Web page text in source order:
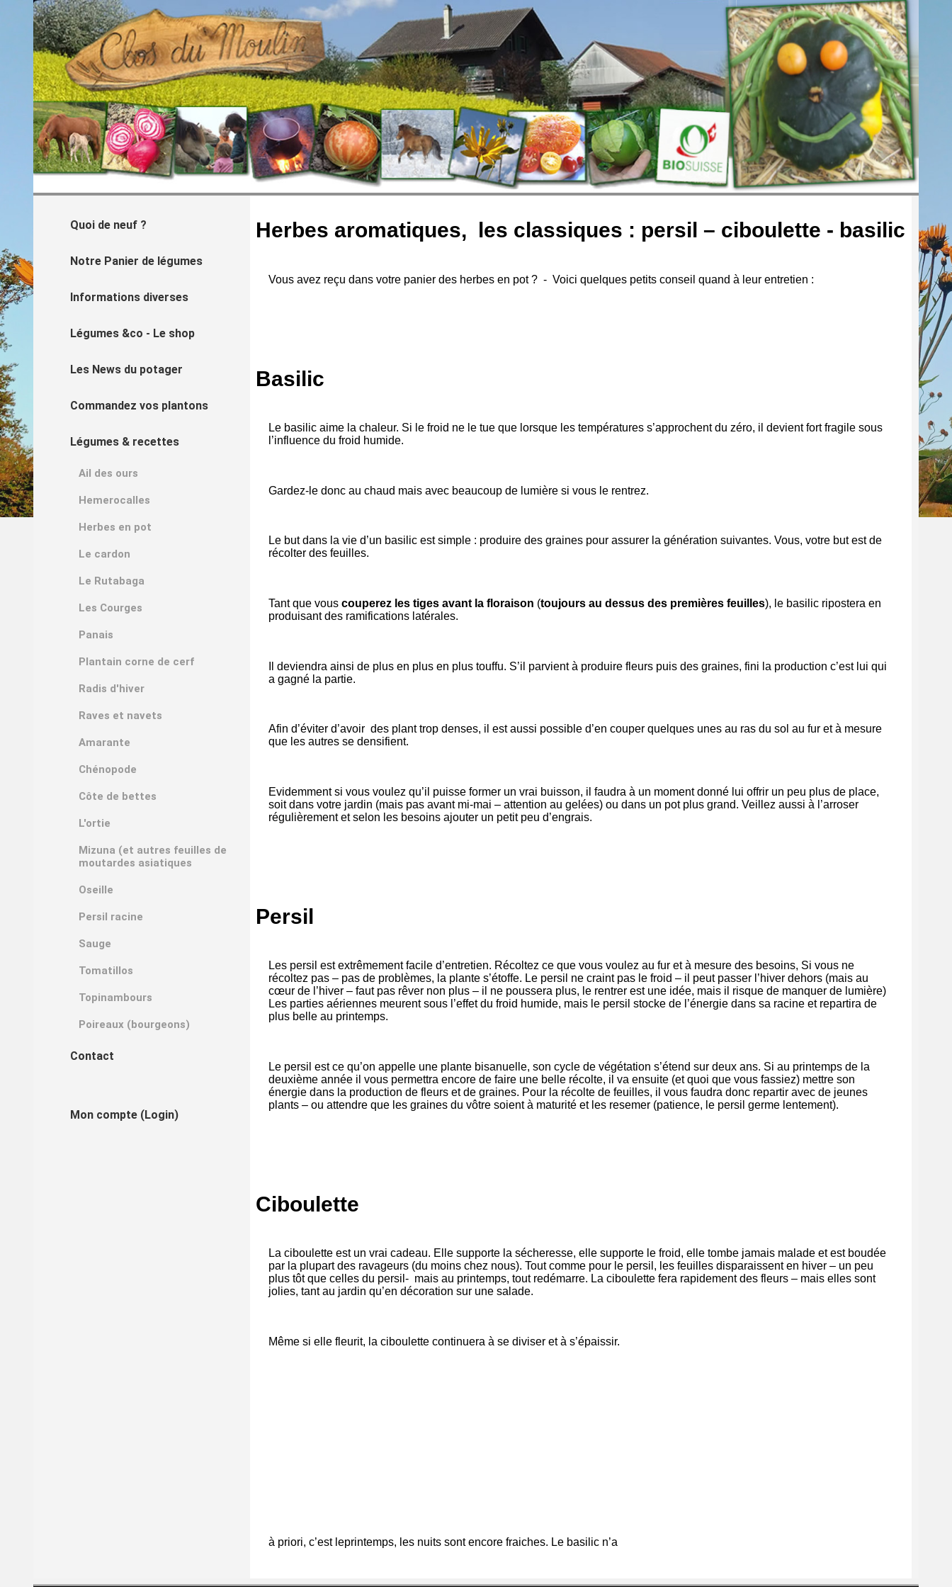
Quoi de neuf ?
Notre Panier de légumes
Informations diverses
Légumes &co - Le shop
Les News du potager
Commandez vos plantons
Légumes & recettes
Ail des ours
Hemerocalles
Herbes en pot
Le cardon
Le Rutabaga
Les Courges
Panais
Plantain corne de cerf
Radis d'hiver
Raves et navets
Amarante
Chénopode
Côte de bettes
L'ortie
Mizuna (et autres feuilles de
moutardes asiatiques
Oseille
Persil racine
Sauge
Tomatillos
Topinambours
Poireaux (bourgeons)
Contact
Mon compte (Login)
Herbes aromatiques, les classiques : persil – ciboulette - basilic
Vous avez reçu dans votre panier des herbes en pot ? - Voici quelques petits conseil quand à leur entretien :
Basilic
Le basilic aime la chaleur. Si le froid ne le tue que lorsque les températures s’approchent du zéro, il devient fort fragile sous
l’influence du froid humide.
Gardez-le donc au chaud mais avec beaucoup de lumière si vous le rentrez.
Le but dans la vie d’un basilic est simple : produire des graines pour assurer la génération suivantes. Vous, votre but est de
récolter des feuilles.
Tant que vouscouperez les tiges avant la floraison (toujours au dessus des premières feuilles), le basilic ripostera en
produisant des ramifications latérales.
Il deviendra ainsi de plus en plus en plus touffu. S’il parvient à produire fleurs puis des graines, fini la production c’est lui qui
a gagné la partie.
Afin d’éviter d’avoir des plant trop denses, il est aussi possible d’en couper quelques unes au ras du sol au fur et à mesure
que les autres se densifient.
Evidemment si vous voulez qu’il puisse former un vrai buisson, il faudra à un moment donné lui offrir un peu plus de place,
soit dans votre jardin (mais pas avant mi-mai – attention au gelées) ou dans un pot plus grand. Veillez aussi à l’arroser
régulièrement et selon les besoins ajouter un petit peu d’engrais.
Persil
Les persil est extrêmement facile d’entretien. Récoltez ce que vous voulez au fur et à mesure des besoins, Si vous ne
récoltez pas – pas de problèmes, la plante s’étoffe. Le persil ne craint pas le froid – il peut passer l’hiver dehors (mais au
cœur de l’hiver – faut pas rêver non plus – il ne poussera plus, le rentrer est une idée, mais il risque de manquer de lumière)
Les parties aériennes meurent sous l’effet du froid humide, mais le persil stocke de l’énergie dans sa racine et repartira de
plus belle au printemps.
Le persil est ce qu’on appelle une plante bisanuelle, son cycle de végétation s’étend sur deux ans. Si au printemps de la
deuxième année il vous permettra encore de faire une belle récolte, il va ensuite (et quoi que vous fassiez) mettre son
énergie dans la production de fleurs et de graines. Pour la récolte de feuilles, il vous faudra donc repartir avec de jeunes
plants – ou attendre que les graines du vôtre soient à maturité et les resemer (patience, le persil germe lentement).
Ciboulette
La ciboulette est un vrai cadeau. Elle supporte la sécheresse, elle supporte le froid, elle tombe jamais malade et est boudée
par la plupart des ravageurs (du moins chez nous). Tout comme pour le persil, les feuilles disparaissent en hiver – un peu
plus tôt que celles du persil- mais au printemps, tout redémarre. La ciboulette fera rapidement des fleurs – mais elles sont
jolies, tant au jardin qu’en décoration sur une salade.
Même si elle fleurit, la ciboulette continuera à se diviser et à s’épaissir.
à priori, c’est leprintemps, les nuits sont encore fraiches. Le basilic n’a